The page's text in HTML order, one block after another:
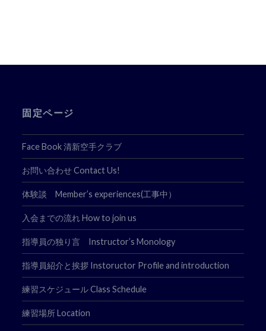
ー
固定ページ
Face Book 清新空手クラブ
お問い合わせ Contact Us!
体験談 Member’s experiences(工事中）
入会までの流れ How to join us
指導員の独り言 Instructor’s Monology
指導員紹介と挨拶 Instoructor Profile and introduction
練習スケジュール Class Schedule
練習場所 Location